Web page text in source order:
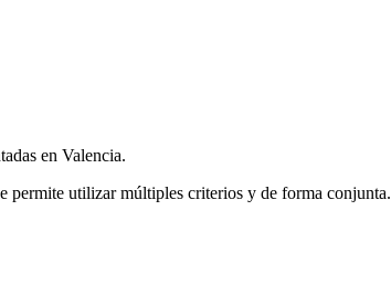
en Valencia.
permite utilizar múltiples criterios y de forma conjunta.